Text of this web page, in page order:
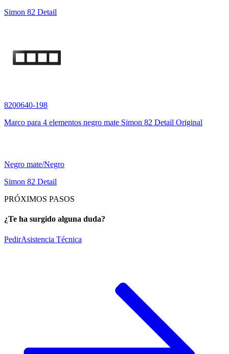
Simon 82 Detail
8200640-198
Marco para 4 elementos negro mate Simon 82 Detail Original
Negro mate/Negro
Simon 82 Detail
PRÓXIMOS PASOS
¿Te ha surgido alguna duda?
PedirAsistencia Técnica